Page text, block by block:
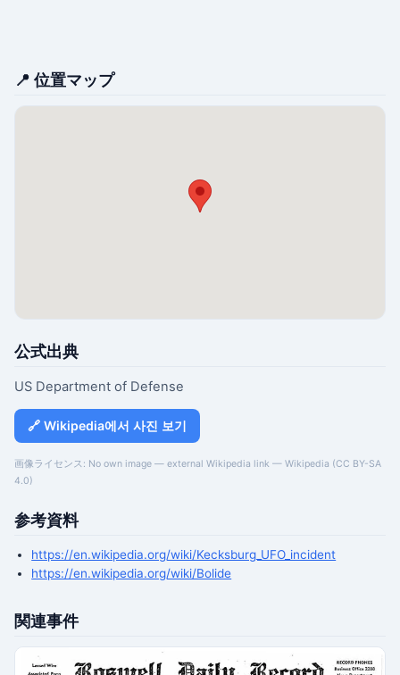
📍 位置マップ
公式出典
US Department of Defense
🔗 Wikipedia에서 사진 보기
画像ライセンス: No own image — external Wikipedia link — Wikipedia (CC BY-SA
4.0)
参考資料
https://en.wikipedia.org/wiki/Kecksburg_UFO_incident
https://en.wikipedia.org/wiki/Bolide
関連事件